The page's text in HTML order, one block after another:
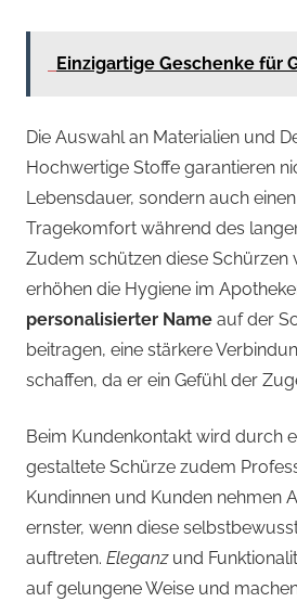
Einzigartige Geschenke für
Die Auswahl an Materialien und
Hochwertige Stoffe garantieren
Lebensdauer, sondern auch
Tragekomfort während des
Zudem schützen diese Schürzen
erhöhen die Hygiene im
personalisierter Name auf der
beitragen, eine stärkere
schaffen, da er ein Gefühl der
Beim Kundenkontakt wird durch
gestaltete Schürze zudem
Kundinnen und Kunden nehmen
ernster, wenn diese
auftreten. Eleganzund
auf gelungene Weise und